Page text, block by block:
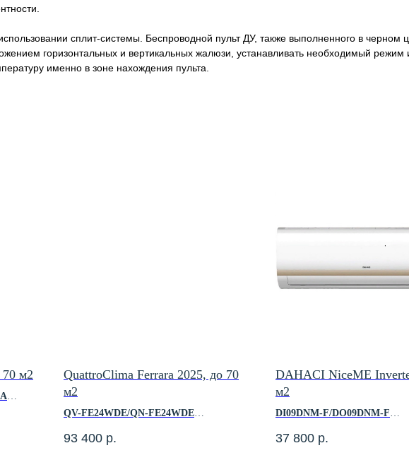
сплит-системы. Беспроводной пульт ДУ, также выполненного в
горизонтальных и вертикальных жалюзи, устанавливать необходимый
именно в зоне нахождения пульта.
70 м2
QuattroClima Ferrara 2025, до 70
м2
QV-FE24WDE/QN-FE24WDE
Площадь помещения, м2 — до 70
93 400 р.
DAHACI NiceME
м2
DI09DNM-F/DO09DNM-F
Площадь помещения м2 – до 28
37 800 р.